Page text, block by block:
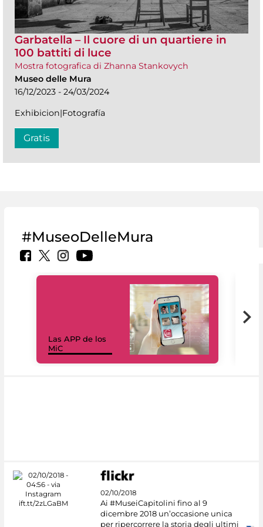
Garbatella – Il cuore di un quartiere in
100 battiti di luce
Mostra fotografica di Zhanna Stankovych
Museo delle Mura
16/12/2023 - 24/03/2024
Exhibicion|Fotografía
Gratis
#MuseoDelleMura
Las APP de los
MiC
02/10/2018
Ai #MuseiCapitolini fino al 9
dicembre 2018 un’occasione unica
per ripercorrere la storia degli ultimi